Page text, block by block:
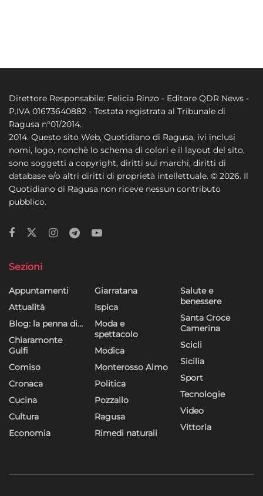
Direttore Responsabile: Felicia Rinzo - Editore QDR News -
P.IVA 01673640882 - Testata registrata al Tribunale di
Ragusa n°01/2014.
2014. Questo sito Web, Quotidiano di Ragusa, ivi inclusi
nomi, logo, nonchè lo schema di colori e il layout del sito,
sono soggetti a copyright, diritti sui marchi, diritti di
database e/o altri diritti di proprietà intellettuale. © 2026. Il
Quotidiano di Ragusa non riceve nessun contributo
pubblico.
Sezioni
Appuntamenti
Attualità
Blog: la penna di…
Chiaramonte
Gulfi
Comiso
Cronaca
Cucina
Cultura
Economia
Giarratana
Ispica
Moda e
spettacolo
Modica
Monterosso Almo
Politica
Pozzallo
Ragusa
Rimedi naturali
Salute e
benessere
Santa Croce
Camerina
Scicli
Sicilia
Sport
Tecnologie
Video
Vittoria